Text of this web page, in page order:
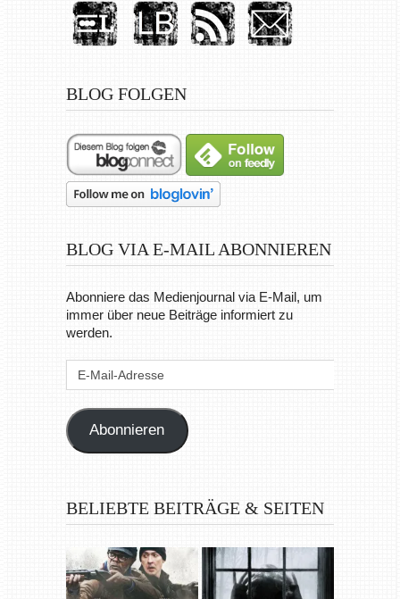
BLOG FOLGEN
BLOG VIA E-MAIL ABONNIEREN
Abonniere das Medienjournal via E-Mail, um
immer über neue Beiträge informiert zu
werden.
Abonnieren
BELIEBTE BEITRÄGE & SEITEN